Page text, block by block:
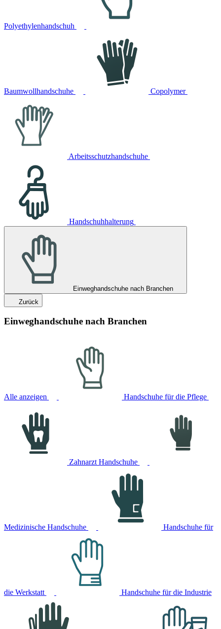
Polyethylenhandschuh
Baumwollhandschuhe Copolymer
Arbeitsschutzhandschuhe
Handschuhhalterung
Einweghandschuhe nach Branchen
Zurück
Einweghandschuhe nach Branchen
Alle anzeigen Handschuhe für die Pflege
Zahnarzt Handschuhe
Medizinische Handschuhe Handschuhe für
die Werkstatt Handschuhe für die Industrie